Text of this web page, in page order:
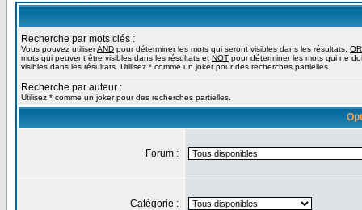
Recherche par mots clés :
Vous pouvez utiliserAND pour déterminer les mots qui seront visibles dans les résultats, OR
mots qui peuvent être visibles dans les résultats et NOT pour déterminer les mots qui ne
visibles dans les résultats. Utilisez * comme un joker pour des recherches partielles.
Recherche par auteur :
Utilisez * comme un joker pour des recherches partielles.
Forum :
Catégorie :